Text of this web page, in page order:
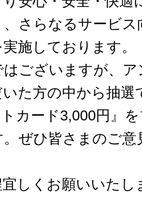
さらなるサービス
施しております。
はございますが、
た方の中から抽選
トカード3,000円』
ぜひ皆さまのご意
しくお願いいたし